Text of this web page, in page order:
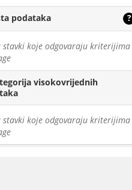
podataka ?
stavki koje odgovaraju kriterijima
visokovrijednih
stavki koje odgovaraju kriterijima